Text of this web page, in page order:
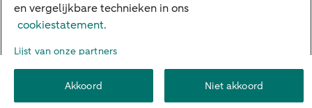
Over ABN AMRO
Toegankelijkheid
PrivacyDisclaimerCookie-instellingen
en vergelijkbare technieken in ons
cookiestatement.
Lijst van onze partners
Akkoord Niet akkoord